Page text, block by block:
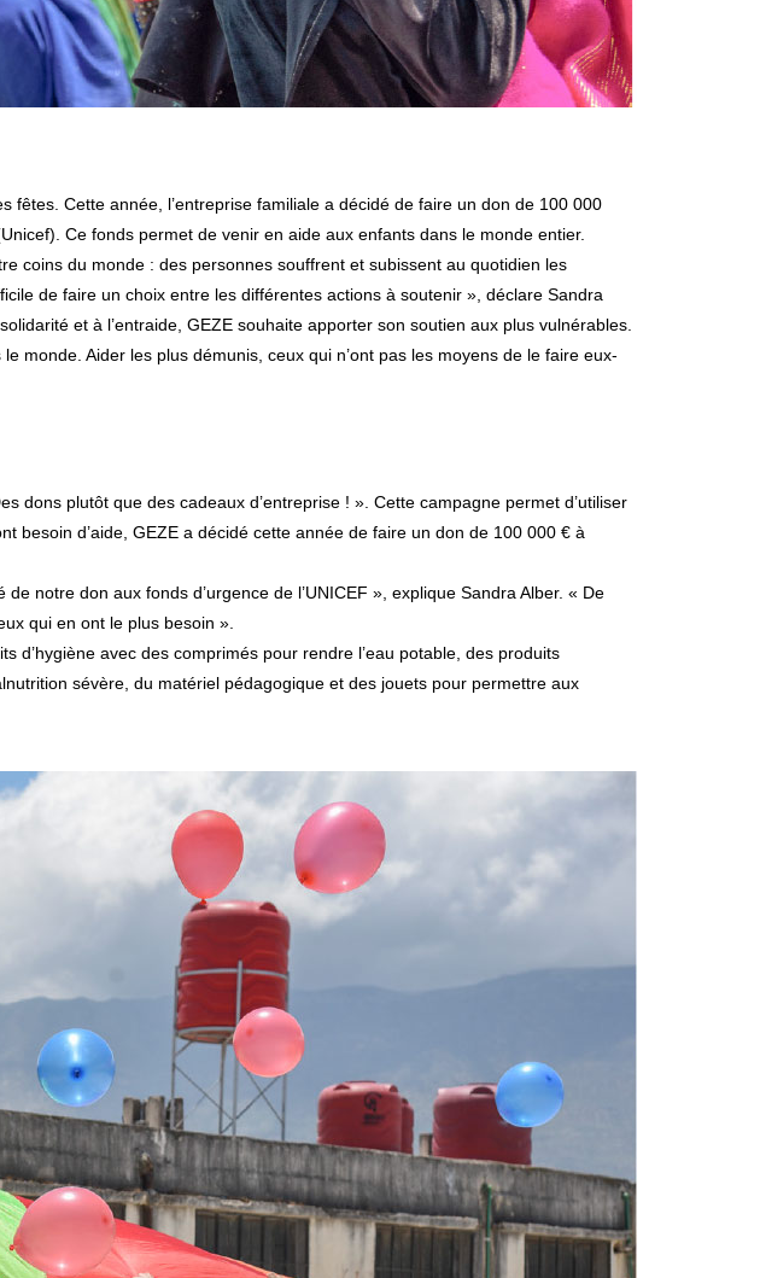
Ce fonds permet de venir en aide aux enfants dans le monde entier.
coins du monde : des personnes souffrent et subissent au quotidien les
de faire un choix entre les différentes actions à soutenir », déclare Sandra
et à l’entraide, GEZE souhaite apporter son soutien aux plus vulnérables.
monde. Aider les plus démunis, ceux qui n’ont pas les moyens de le faire eux-
dons plutôt que des cadeaux d’entreprise ! ». Cette campagne permet d’utiliser
besoin d’aide, GEZE a décidé cette année de faire un don de 100 000 € à
notre don aux fonds d’urgence de l’UNICEF », explique Sandra Alber. « De
qui en ont le plus besoin ».
d’hygiène avec des comprimés pour rendre l’eau potable, des produits
sévère, du matériel pédagogique et des jouets pour permettre aux